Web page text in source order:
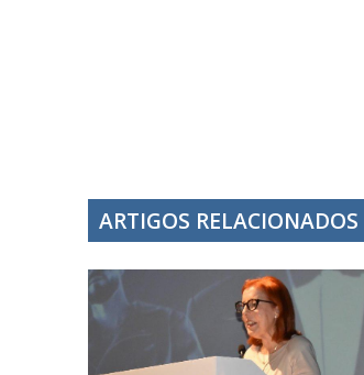
ARTIGOS RELACIONADOS